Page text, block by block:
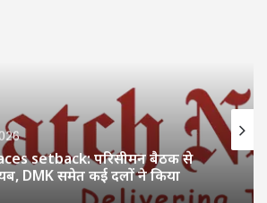
setback: परिसीमन बैठक से
DMK समेत कई दलों ने किया